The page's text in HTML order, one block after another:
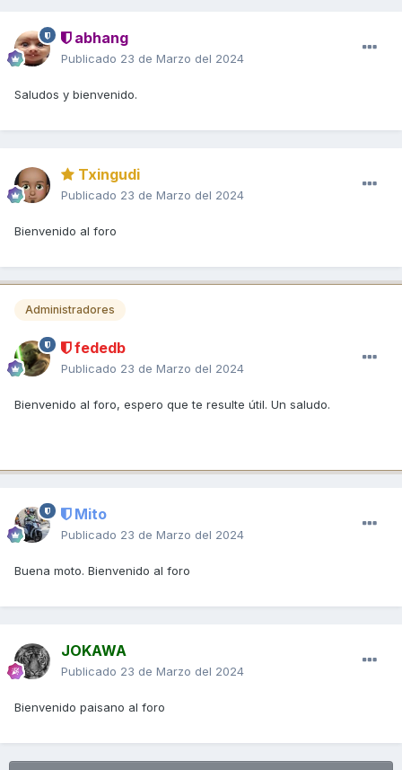
abhang
Publicado 23 de Marzo del 2024
Saludos y bienvenido.
Txingudi
Publicado 23 de Marzo del 2024
Bienvenido al foro
Administradores
fededb
Publicado 23 de Marzo del 2024
Bienvenido al foro, espero que te resulte útil. Un saludo.
Mito
Publicado 23 de Marzo del 2024
Buena moto. Bienvenido al foro
JOKAWA
Publicado 23 de Marzo del 2024
Bienvenido paisano al foro